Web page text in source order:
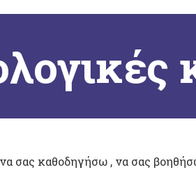
σας καθοδηγήσω , να σας